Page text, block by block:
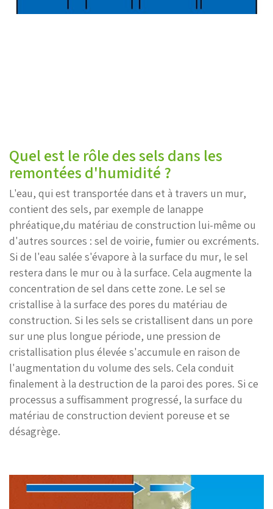
Quel est le rôle des sels dans les
remontées d'humidité ?
L'eau, qui est transportée dans et à travers un mur,
contient des sels, par exemple de lanappe
phréatique,du matériau de construction lui-même ou
d'autres sources : sel de voirie, fumier ou excréments.
Si de l'eau salée s'évapore à la surface du mur, le sel
restera dans le mur ou à la surface. Cela augmente la
concentration de sel dans cette zone. Le sel se
cristallise à la surface des pores du matériau de
construction. Si les sels se cristallisent dans un pore
sur une plus longue période, une pression de
cristallisation plus élevée s'accumule en raison de
l'augmentation du volume des sels. Cela conduit
finalement à la destruction de la paroi des pores. Si ce
processus a suffisamment progressé, la surface du
matériau de construction devient poreuse et se
désagrège.